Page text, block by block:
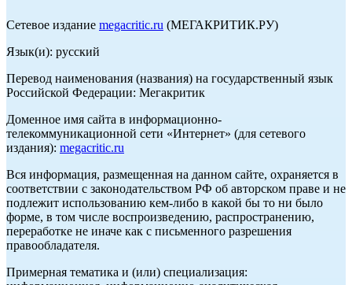
Сетевое издание megacritic.ru (МЕГАКРИТИК.РУ)
Язык(и): русский
Перевод наименования (названия) на государственный язык
Российской Федерации: Мегакритик
Доменное имя сайта в информационно-
телекоммуникационной сети «Интернет» (для сетевого
издания): megacritic.ru
Вся информация, размещенная на данном сайте, охраняется в
соответствии с законодательством РФ об авторском праве и не
подлежит использованию кем-либо в какой бы то ни было
форме, в том числе воспроизведению, распространению,
переработке не иначе как с письменного разрешения
правообладателя.
Примерная тематика и (или) специализация: